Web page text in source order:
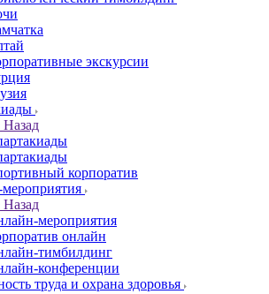
экскурсии
Назад
корпоратив
Назад
мероприятия
онлайн
тимбилдинг
конференции
труда и охрана здоровья